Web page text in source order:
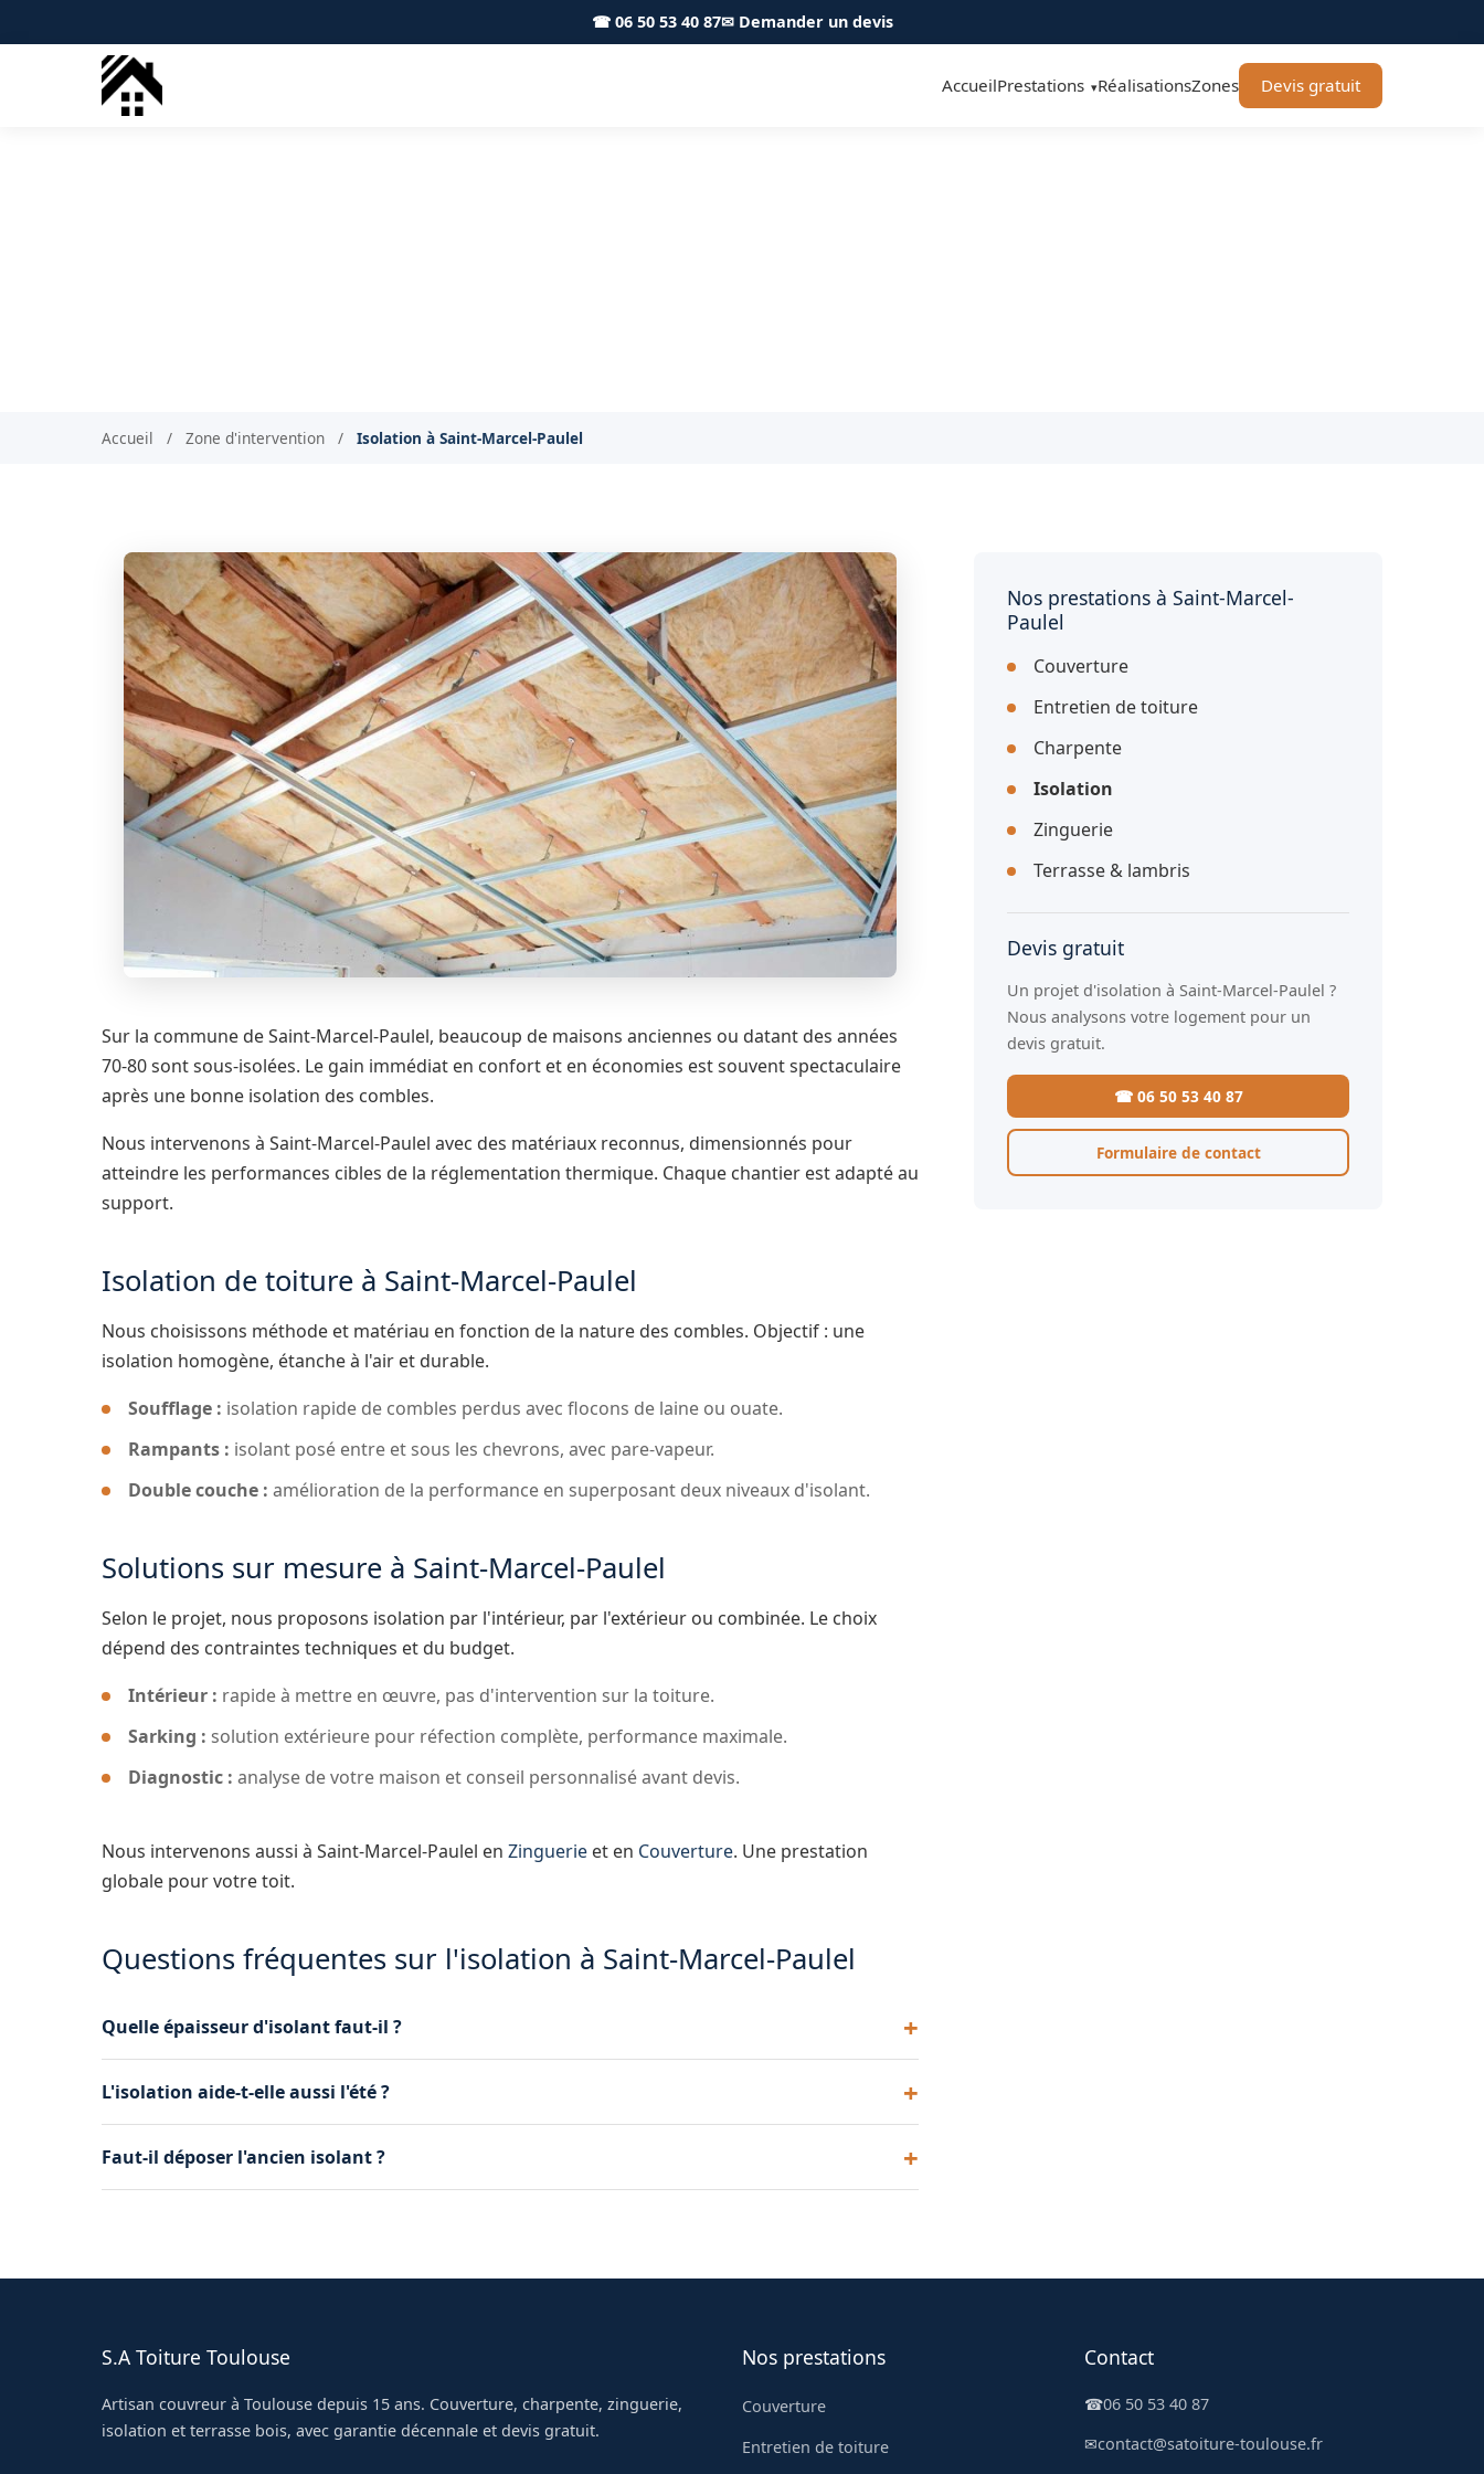
☎ 06 50 53 40 87✉ Demander un devis
AccueilPrestations ▾RéalisationsZones Devis gratuit
Accueil / Zone d'intervention / Isolation à Saint-Marcel-Paulel
Sur la commune de Saint-Marcel-Paulel, beaucoup de maisons anciennes ou datant des années
70-80 sont sous-isolées. Le gain immédiat en confort et en économies est souvent spectaculaire
après une bonne isolation des combles.
Nous intervenons à Saint-Marcel-Paulel avec des matériaux reconnus, dimensionnés pour
atteindre les performances cibles de la réglementation thermique. Chaque chantier est adapté au
support.
Isolation de toiture à Saint-Marcel-Paulel
Nous choisissons méthode et matériau en fonction de la nature des combles. Objectif : une
isolation homogène, étanche à l'air et durable.
Soufflage : isolation rapide de combles perdus avec flocons de laine ou ouate.
Rampants : isolant posé entre et sous les chevrons, avec pare-vapeur.
Double couche : amélioration de la performance en superposant deux niveaux d'isolant.
Solutions sur mesure à Saint-Marcel-Paulel
Selon le projet, nous proposons isolation par l'intérieur, par l'extérieur ou combinée. Le choix
dépend des contraintes techniques et du budget.
Intérieur : rapide à mettre en œuvre, pas d'intervention sur la toiture.
Sarking : solution extérieure pour réfection complète, performance maximale.
Diagnostic : analyse de votre maison et conseil personnalisé avant devis.
Nous intervenons aussi à Saint-Marcel-Paulel en Zinguerie et en Couverture. Une prestation
globale pour votre toit.
Questions fréquentes sur l'isolation à Saint-Marcel-Paulel
Quelle épaisseur d'isolant faut-il ?
performances recommandées.
L'isolation aide-t-elle aussi l'été ?
Faut-il déposer l'ancien isolant ?
Nos prestations à Saint-Marcel-
Paulel
Couverture
Entretien de toiture
Charpente
Isolation
Zinguerie
Terrasse & lambris
Devis gratuit
Un projet d'isolation à Saint-Marcel-Paulel ?
Nous analysons votre logement pour un
devis gratuit.
☎ 06 50 53 40 87
Formulaire de contact
S.A Toiture Toulouse
Artisan couvreur à Toulouse depuis 15 ans. Couverture, charpente, zinguerie,
isolation et terrasse bois, avec garantie décennale et devis gratuit.
Nos prestations
Couverture
Entretien de toiture
Contact
☎06 50 53 40 87
✉contact@satoiture-toulouse.fr